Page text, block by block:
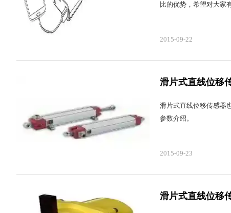
比的优势，希望对大家
2015-09-22
滑片式直线位移
滑片式直线位移传感器
参数介绍。
2015-09-23
滑片式直线位移